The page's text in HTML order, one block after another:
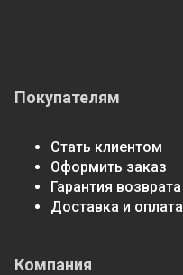
Покупателям
Стать клиентом
Оформить заказ
Гарантия возврата
Доставка и оплата
Компания